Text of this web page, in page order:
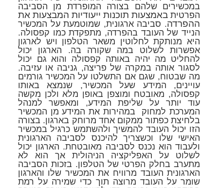
במכשירים שלהם בצורה המופרדת מן הסביבה
הפרטית באמצעות תוכנות ייעודיות המבצעות את
ההפרדה. סביבה ארגונית, שמוטמעת על המכשיר
הנייד של העובד בהפרדה, מתפקדת כמו קפסולה.
היא מנותקת לחלוטין משאר הטלפון ויש לארגון
אפשרות לשלוט במה שקורה בה. הארגון יכול
להחליט מה יהיה באותה קפסולה והוא גם יכול
לסגור אותה במקרה של פריצה, גניבה או עזיבה.
מה שבטוח, שגם אם התשלטו על המכשיר גורמים
עויינים, המידע שעל המכשיר, שנמצא באותו
קפסולה, מאובטח ומוצפן באופן מלא ולכן מקשה
עוד יותר על שליפת המידע, ומאפשר למנהל
המערכת למחוק במהירות את המידע מן המכשיר
בלחיצת כפתור ממקום אחד מרוחק בארגון. בצורה
הזו יכול העובד להמשיך ולהשתמש כרגיל במכשיר
האישי שלו וכשצריך להיכנס לסביבה הארגונית
ולעבוד הוא נכנס לסביבה מאובטחת. הארגון יכול
לשלוט על האפליקציה הניהולית אך הוא לא
מתערב בחלק הפרטי של הטלפון. בזכות הסביבה
הארגונית העובד מרוויח את המכשיר שלו והארגון
שומר על העובד מרוצה תוך כדי שמירה על רמת